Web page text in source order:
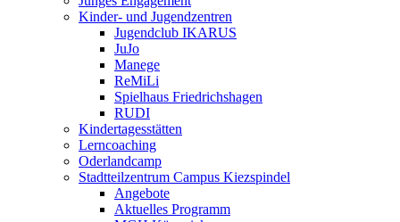
Kinder- und Jugendzentren
Jugendclub IKARUS
JuJo
Manege
ReMiLi
Spielhaus Friedrichshagen
RUDI
Kindertagesstätten
Lerncoaching
Oderlandcamp
Stadtteilzentrum Campus Kiezspindel
Angebote
Aktuelles Programm